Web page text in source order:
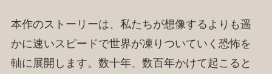
本作のストーリーは、私たちが想像するよりも遥
かに速いスピードで世界が凍りついていく恐怖を
軸に展開します。数十年、数百年かけて起こると